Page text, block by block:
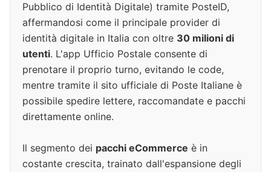
Pubblico di Identità Digitale) tramite PosteID,
affermandosi come il principale provider di
identità digitale in Italia con oltre 30 milioni di
utenti. L'app Ufficio Postale consente di
prenotare il proprio turno, evitando le code,
mentre tramite il sito ufficiale di Poste Italiane è
possibile spedire lettere, raccomandate e pacchi
direttamente online.
Il segmento dei pacchi eCommerce è in
costante crescita, trainato dall'espansione degli